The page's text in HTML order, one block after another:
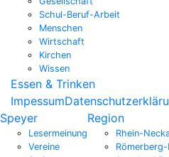
Schul-Beruf-Arbeit
Menschen
Wirtschaft
Kirchen
Wissen
Essen & Trinken
Impessum
Speyer
Lesermeinung
Vereine
Region
Rhein-